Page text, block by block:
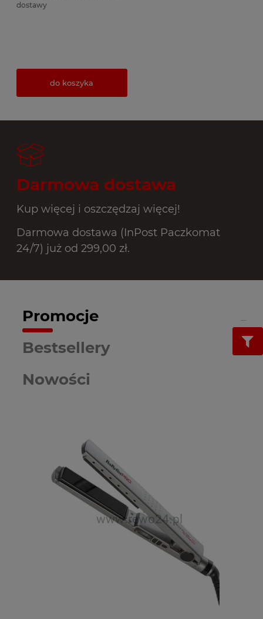
dostawy
do koszyka
Darmowa dostawa
Kup więcej i oszczędzaj więcej!
Darmowa dostawa (InPost Paczkomat
24/7) już od 299,00 zł.
Promocje
Nowości
Bestsellery